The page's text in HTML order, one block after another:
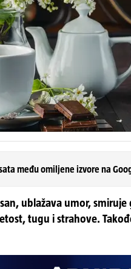
među omiljene izvore na
ublažava umor,
tugu i strahove.